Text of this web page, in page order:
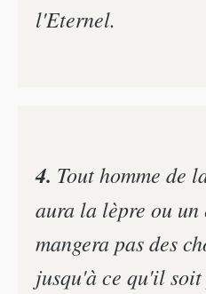
l'Eternel.
4. Tout homme de
aura la lèpre ou un
mangera pas des
jusqu'à ce qu'il soit